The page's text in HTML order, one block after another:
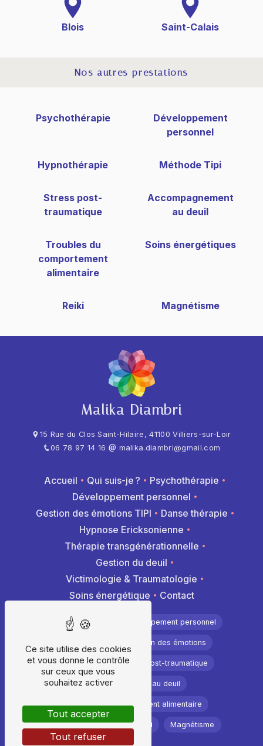
Blois Saint-Calais
Nos autres prestations
Psychothérapie
Développement
personnel
Hypnothérapie Méthode Tipi
Stress post-
traumatique
Accompagnement
au deuil
Troubles du
comportement
alimentaire
Soins énergétiques
Reiki Magnétisme
Malika Diambri
15 Rue du Clos Saint-Hilaire, 41100 Villiers-sur-Loir
06 78 97 14 16
malika.diambri@gmail.com
Accueil Qui suis-je ?
Psychothérapie
Développement personnel
Gestion des émotions TIPI
Danse thérapie
Hypnose Ericksonienne
Thérapie transgénérationnelle
Gestion du deuil
Victimologie & Traumatologie
Soins énergétique
Contact
Psychothérapie Développement personnel
Gestion des émotions
Méthode Tipi Stress post-traumatique
Accompagnement au deuil
Troubles du comportement alimentaire
Soins énergétiques Reiki Magnétisme
Ce site utilise des cookies
et vous donne le contrôle
sur ceux que vous
souhaitez activer
Tout accepter
Tout refuser